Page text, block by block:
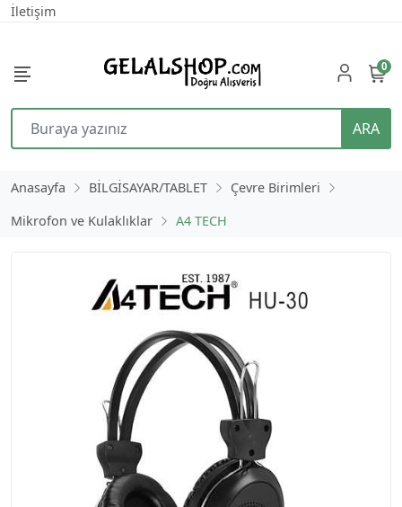
İletişim
ARA
0
Anasayfa BİLGİSAYAR/TABLET
Çevre Birimleri
Mikrofon ve Kulaklıklar
A4 TECH